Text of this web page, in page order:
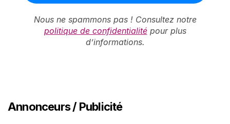
Nous ne spammons pas ! Consultez notre
politique de confidentialitépour plus
d’informations.
Annonceurs / Publicité